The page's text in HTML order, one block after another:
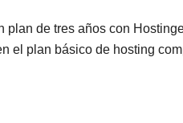
plan de tres años con
el plan básico de hosting